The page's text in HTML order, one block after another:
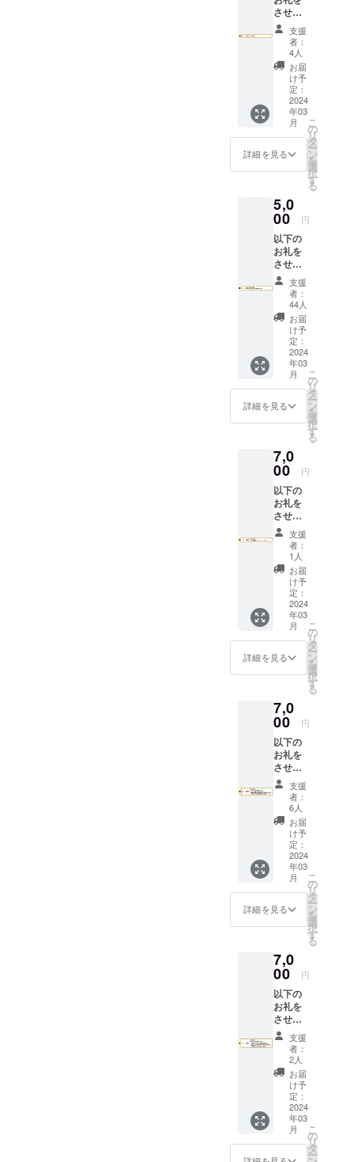
させて
いただ
きます
・お礼
のお手
紙送付
支援
者：
4人
お届
け予
定：
2024
年03
月
詳細を見る
こ
の
リ
タ
ー
ン
を
選
択
す
る
5,0
00 円
以下の
お礼を
させて
いただ
きます
・お礼
のお手
紙送付
AaHbit
で一番
人気の
ある
キャ
ロット
ケーキ
チーズ
ケーキ
の詰め
合わせ
※原材料
及び添
加物等
の食品
表示は
お届け
商品の
ラベル
に表記
されま
す。 商
品開封
前には
ンに貼
付され
たラベ
ルや注
意書き
をご確
認くだ
さい。
【原材
料】 ■
キャ
ロット
ケーキ
人参、
りんご
濃縮果
汁、米
リーム
チー
ズ、
卵、
アーモ
ンド、
バ
ター、
クル
ミ、
レーズ
ン、膨
張剤、
シナモ
ン、ク
支援
者：
44人
お届
け予
定：
2024
年03
月
詳細を見る
こ
の
リ
タ
ー
ン
を
選
択
す
る
7,0
00 円
以下の
お礼を
させて
いただ
きます
・お礼
のお手
紙送付
AaHbit
新店舗
でのド
リンク
チケッ
ト3枚
※有効
2024年
6月
支援
者：
1人
お届
け予
定：
2024
年03
月
詳細を見る
こ
の
リ
タ
ー
ン
を
選
択
す
る
7,0
00 円
以下の
お礼を
させて
いただ
きます
・お礼
のお手
紙送付
AaHbit
で一番
人気の
ある
キャ
ロット
ケーキ
チーズ
ケーキ
の詰め
合わせ
※原材料
及び添
加物等
の食品
表示は
お届け
商品の
ラベル
に表記
されま
す。 商
品開封
支援
者：
6人
お届
け予
定：
2024
年03
月
詳細を見る
こ
の
リ
タ
ー
ン
を
選
択
す
る
7,0
00 円
以下の
お礼を
させて
いただ
きます
・お礼
のお手
紙送付
AaHbit
で一番
人気の
ある
キャ
支援
者：
2人
お届
け予
定：
2024
年03
月
こ
の
リ
タ
ー